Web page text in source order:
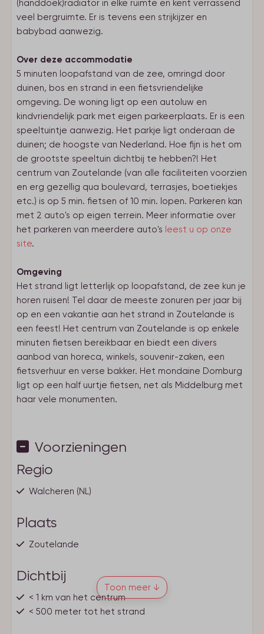
(handdoek)radiator in elke ruimte en kent verrassend
veel bergruimte. Er is tevens een strijkijzer en
babybad aanwezig.
Over deze accommodatie
5 minuten loopafstand van de zee, omringd door
duinen, bos en strand in een fietsvriendelijke
omgeving. De woning ligt op een autoluw en
kindvriendelijk park met eigen parkeerplaats. Er is een
speeltuintje aanwezig. Het parkje ligt onderaan de
duinen; de hoogste van Nederland. Hoe fijn is het om
de grootste speeltuin dichtbij te hebben?! Het
centrum van Zoutelande (van alle faciliteiten voorzien
en erg gezellig qua boulevard, terrasjes, boetiekjes
etc.) is op 5 min. fietsen of 10 min. lopen. Parkeren kan
met 2 auto's op eigen terrein. Meer informatie over
het parkeren van meerdere auto's leest u op onze
site.
Omgeving
Het strand ligt letterlijk op loopafstand, de zee kun je
horen ruisen! Tel daar de meeste zonuren per jaar bij
op en een vakantie aan het strand in Zoutelande is
een feest! Het centrum van Zoutelande is op enkele
minuten fietsen bereikbaar en biedt een divers
aanbod van horeca, winkels, souvenir-zaken, een
fietsverhuur en verse bakker. Het mondaine Domburg
ligt op een half uurtje fietsen, net als Middelburg met
haar vele monumenten.
Voorzieningen
Regio
Walcheren (NL)
Plaats
Zoutelande
Dichtbij
< 1 km van het centrum
< 500 meter tot het strand
Toon meer ↓